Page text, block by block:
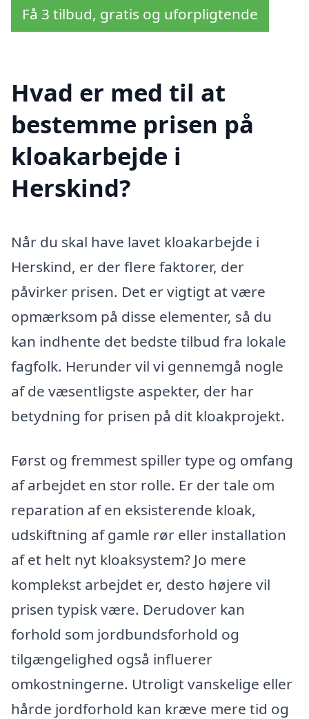
Få 3 tilbud, gratis og uforpligtende
Hvad er med til at
bestemme prisen på
kloakarbejde i
Herskind?
Når du skal have lavet kloakarbejde i
Herskind, er der flere faktorer, der
påvirker prisen. Det er vigtigt at være
opmærksom på disse elementer, så du
kan indhente det bedste tilbud fra lokale
fagfolk. Herunder vil vi gennemgå nogle
af de væsentligste aspekter, der har
betydning for prisen på dit kloakprojekt.
Først og fremmest spiller type og omfang
af arbejdet en stor rolle. Er der tale om
reparation af en eksisterende kloak,
udskiftning af gamle rør eller installation
af et helt nyt kloaksystem? Jo mere
komplekst arbejdet er, desto højere vil
prisen typisk være. Derudover kan
forhold som jordbundsforhold og
tilgængelighed også influerer
omkostningerne. Utroligt vanskelige eller
hårde jordforhold kan kræve mere tid og